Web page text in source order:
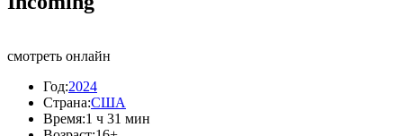
смотреть онлайн
Год:2024
Страна:США
Время:1 ч 31 мин